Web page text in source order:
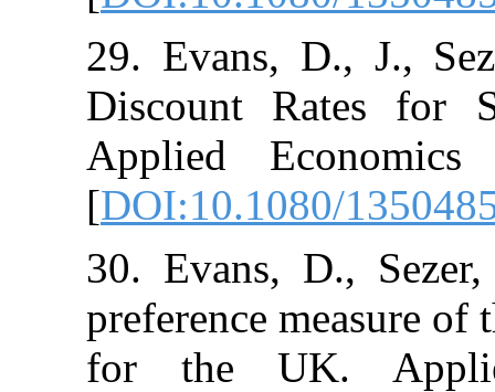
29. Evans,
Discount
Applied
[DOI:10.1080/
30. Evans,
preference
for the UK.